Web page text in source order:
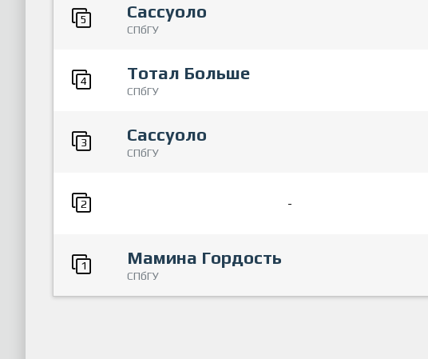
5 Сассуоло
СПбГУ
4 Тотал Больше
СПбГУ
3 Сассуоло
СПбГУ
2 -
1 Мамина Гордость
СПбГУ